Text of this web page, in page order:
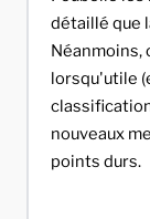
détaillé que
Néanmoins,
lorsqu'utile
nouveaux
points durs.